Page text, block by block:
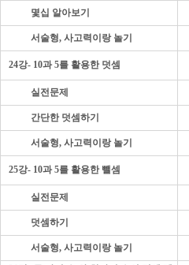
몇십 알아보기
서술형, 사고력이랑 놀기
24강- 10과 5를 활용한 덧셈
실전문제
간단한 덧셈하기
서술형, 사고력이랑 놀기
25강- 10과 5를 활용한 뺄셈
실전문제
덧셈하기
서술형, 사고력이랑 놀기